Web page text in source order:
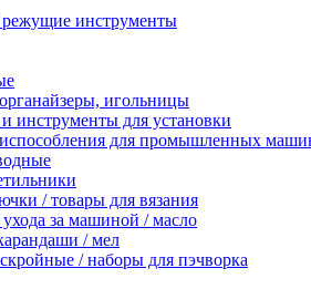
инструменты
игольницы
инструменты для установки
для промышленных
/ товары для вязания
за машиной / масло
/ мел
/ наборы для пэчворка